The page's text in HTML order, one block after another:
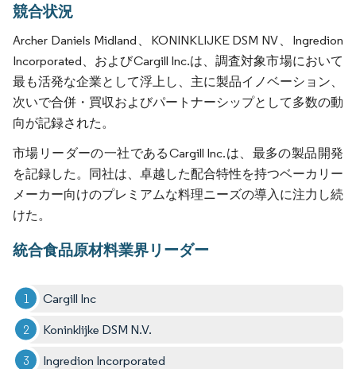
競合状況
Archer Daniels Midland、KONINKLIJKE DSM NV、Ingredion
Incorporated、およびCargill Inc.は、調査対象市場において
最も活発な企業として浮上し、主に製品イノベーション、
次いで合併・買収およびパートナーシップとして多数の動
向が記録された。
市場リーダーの一社であるCargill Inc.は、最多の製品開発
を記録した。同社は、卓越した配合特性を持つベーカリー
メーカー向けのプレミアムな料理ニーズの導入に注力し続
けた。
統合食品原材料業界リーダー
Cargill Inc
Koninklijke DSM N.V.
Ingredion Incorporated